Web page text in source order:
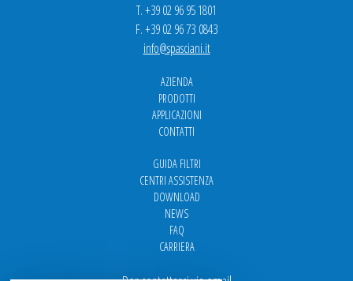
T. +39 02 96 95 1801
F. +39 02 96 73 0843
info@spasciani.it
AZIENDA
PRODOTTI
APPLICAZIONI
CONTATTI
GUIDA FILTRI
CENTRI ASSISTENZA
DOWNLOAD
NEWS
FAQ
CARRIERA